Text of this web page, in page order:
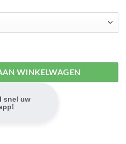
WINKELWAGEN
snel uw